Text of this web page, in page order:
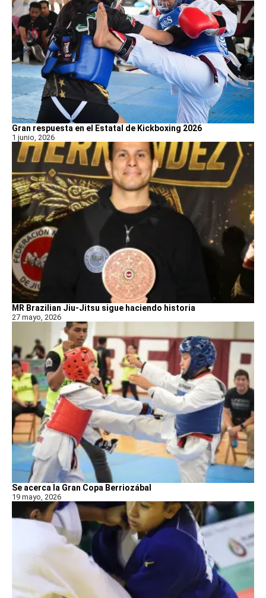
Gran respuesta en el Estatal de Kickboxing 2026
1 junio, 2026
MR Brazilian Jiu-Jitsu sigue haciendo historia
27 mayo, 2026
Se acerca la Gran Copa Berriozábal
19 mayo, 2026